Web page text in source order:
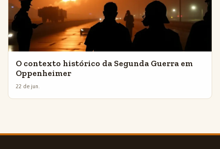
O contexto histórico da Segunda Guerra em
Oppenheimer
22 de jun.